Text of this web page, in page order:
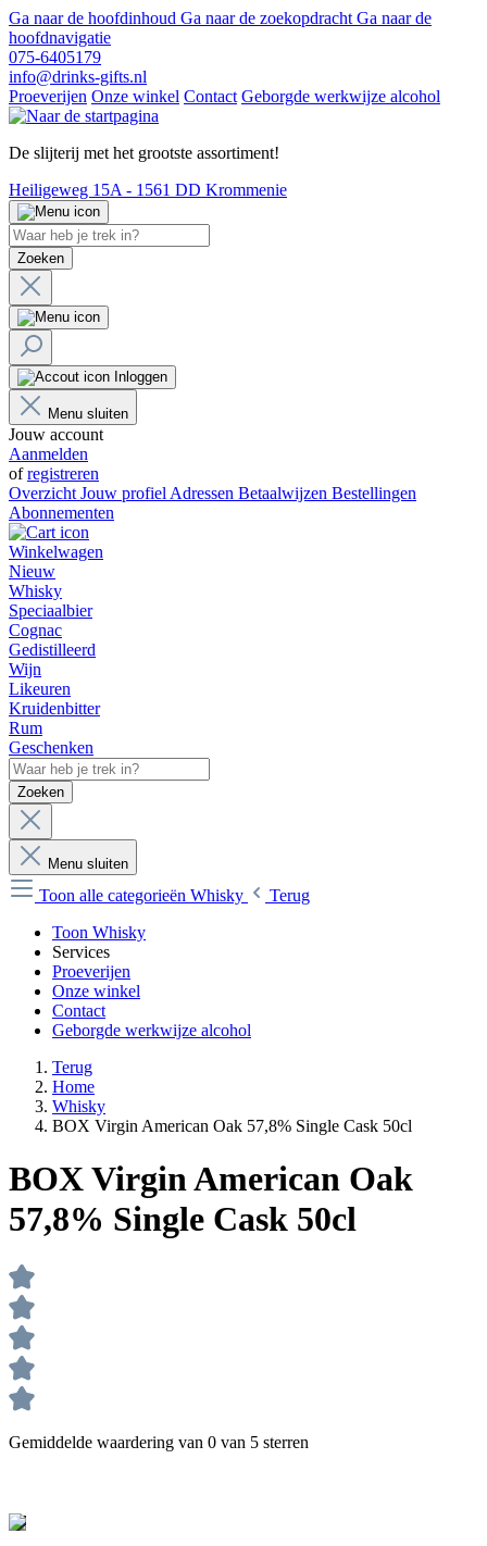
Ga naar de hoofdinhoud Ga naar de zoekopdracht Ga naar de
hoofdnavigatie
075-6405179
info@drinks-gifts.nl
Proeverijen Onze winkel Contact Geborgde werkwijze alcohol
De slijterij met het grootste assortiment!
Heiligeweg 15A - 1561 DD Krommenie
Zoeken
Inloggen
Menu sluiten
Jouw account
Aanmelden
ofregistreren
Overzicht Jouw profiel Adressen Betaalwijzen Bestellingen
Abonnementen
Winkelwagen
Nieuw
Whisky
Speciaalbier
Cognac
Gedistilleerd
Wijn
Likeuren
Kruidenbitter
Rum
Geschenken
Zoeken
Menu sluiten
Toon alle categorieën Whisky
Terug
Toon Whisky
Services
Proeverijen
Onze winkel
Contact
Geborgde werkwijze alcohol
Terug
Home
Whisky
BOX Virgin American Oak 57,8% Single Cask 50cl
BOX Virgin American Oak
57,8% Single Cask 50cl
Gemiddelde waardering van 0 van 5 sterren